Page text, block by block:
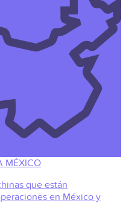
MÉXICO
que están
en México y